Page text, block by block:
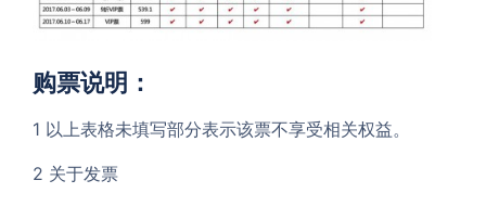
购票说明：
1 以上表格未填写部分表示该票不享受相关权益。
2 关于发票